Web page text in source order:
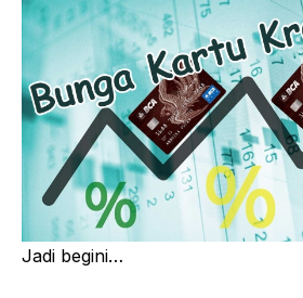
Jadi begini…